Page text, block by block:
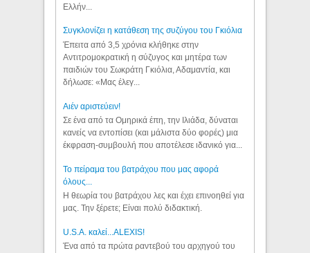
Ελλήν...
Συγκλονίζει η κατάθεση της συζύγου του Γκιόλια
Έπειτα από 3,5 χρόνια κλήθηκε στην
Αντιτρομοκρατική η σύζυγος και μητέρα των
παιδιών του Σωκράτη Γκιόλια, Αδαμαντία, και
δήλωσε: «Μας έλεγ...
Aιέν αριστεύειν!
Σε ένα από τα Ομηρικά έπη, την Ιλιάδα, δύναται
κανείς να εντοπίσει (και μάλιστα δύο φορές) μια
έκφραση-συμβουλή που αποτέλεσε ιδανικό για...
Το πείραμα του βατράχου που μας αφορά
όλους...
Η θεωρία του βατράχου λες και έχει επινοηθεί για
μας. Την ξέρετε; Είναι πολύ διδακτική.
U.S.A. καλεί...ALEXIS!
Ένα από τα πρώτα ραντεβού του αρχηγού του